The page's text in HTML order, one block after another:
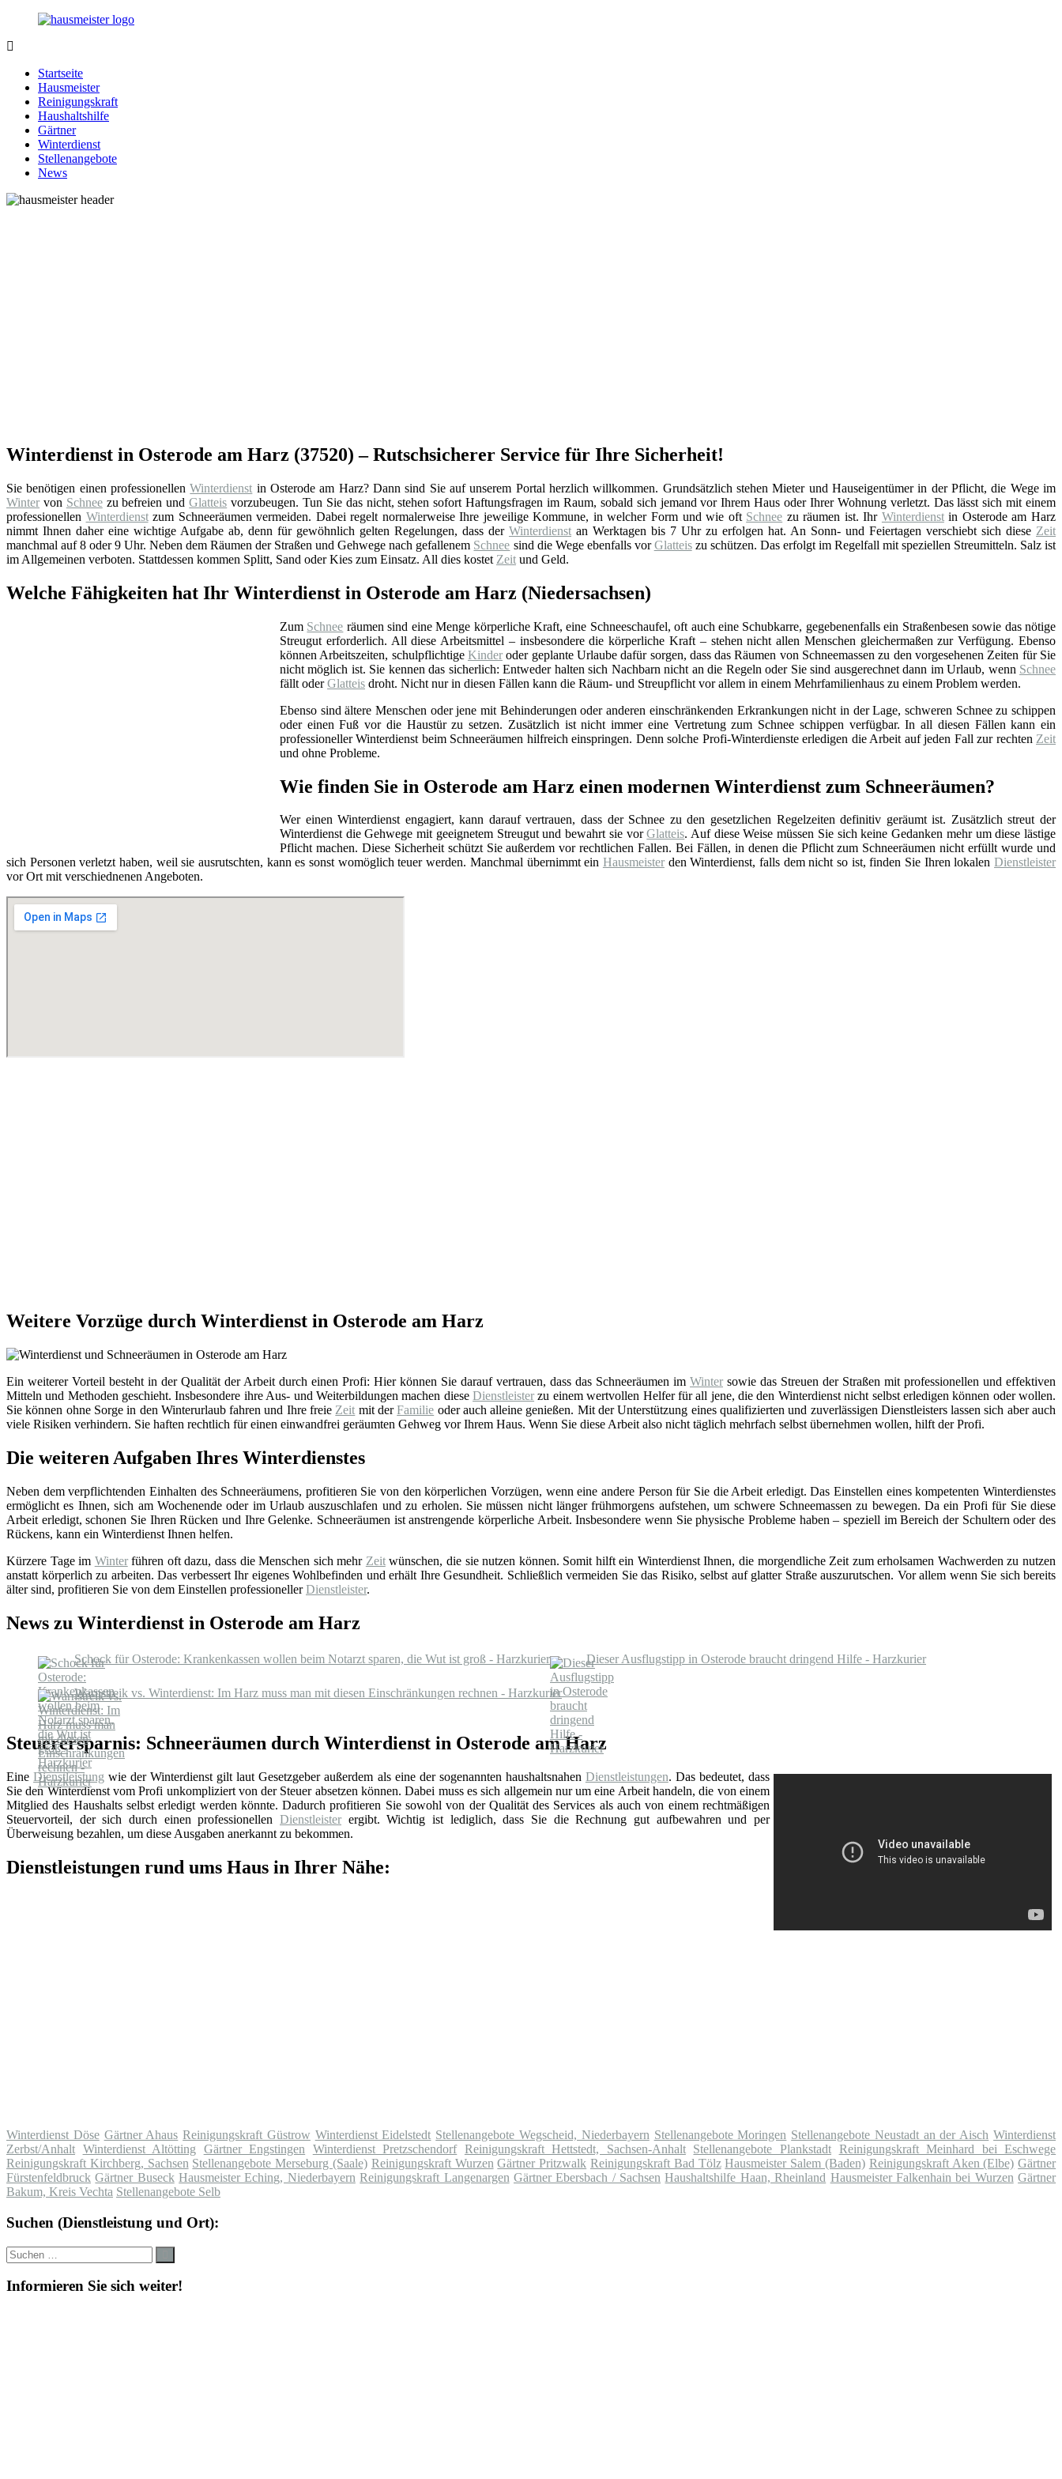
Zurück
Inhalt
Hausmeister.de
rund
Ihren
Haushalt
Startseite
Hausmeister
Reinigungskraft
Haushaltshilfe
Gärtner
Winterdienst
Stellenangebote
News
Winterdienst in Osterode am Harz (37520) – Rutschsicherer Service für Ihre Sicherheit!
Sie benötigen einen professionellenWinterdienst in Osterode am Harz? Dann sind Sie auf unserem Portal herzlich willkommen. Grundsätzlich stehen Mieter und Hauseigentümer in der Pflicht, die Wege im
Winter von Schneezu befreien undGlatteis vorzubeugen. Tun Sie das nicht, stehen sofort Haftungsfragen im Raum, sobald sich jemand vor Ihrem Haus oder Ihrer Wohnung verletzt. Das lässt sich mit einem
professionellen Winterdienstzum Schneeräumen vermeiden. Dabei regelt normalerweise Ihre jeweilige Kommune, in welcher Form und wie oft Schnee zu räumen ist. Ihr Winterdienstin Osterode am Harz
nimmt Ihnen daher eine wichtige Aufgabe ab, denn für gewöhnlich gelten Regelungen, dass der Winterdienst an Werktagen bis 7 Uhr zu erfolgen hat. An Sonn- und Feiertagen verschiebt sich diese Zeit
manchmal auf 8 oder 9 Uhr. Neben dem Räumen der Straßen und Gehwege nach gefallenem Schnee sind die Wege ebenfalls vorGlatteiszu schützen. Das erfolgt im Regelfall mit speziellen Streumitteln. Salz ist
im Allgemeinen verboten. Stattdessen kommen Splitt, Sand oder Kies zum Einsatz. All dies kostet Zeit und Geld.
Welche Fähigkeiten hat Ihr Winterdienst in Osterode am Harz (Niedersachsen)
Zum Schnee räumen sind eine Menge körperliche Kraft, eine Schneeschaufel, oft auch eine Schubkarre, gegebenenfalls ein Straßenbesen sowie das nötige
Streugut erforderlich. All diese Arbeitsmittel – insbesondere die körperliche Kraft – stehen nicht allen Menschen gleichermaßen zur Verfügung. Ebenso
können Arbeitszeiten, schulpflichtige Kinderoder geplante Urlaube dafür sorgen, dass das Räumen von Schneemassen zu den vorgesehenen Zeiten für Sie
nicht möglich ist. Sie kennen das sicherlich: Entweder halten sich Nachbarn nicht an die Regeln oder Sie sind ausgerechnet dann im Urlaub, wenn Schnee
fällt oderGlatteis droht. Nicht nur in diesen Fällen kann die Räum- und Streupflicht vor allem in einem Mehrfamilienhaus zu einem Problem werden.
Ebenso sind ältere Menschen oder jene mit Behinderungen oder anderen einschränkenden Erkrankungen nicht in der Lage, schweren Schnee zu schippen
oder einen Fuß vor die Haustür zu setzen. Zusätzlich ist nicht immer eine Vertretung zum Schnee schippen verfügbar. In all diesen Fällen kann ein
professioneller Winterdienst beim Schneeräumen hilfreich einspringen. Denn solche Profi-Winterdienste erledigen die Arbeit auf jeden Fall zur rechten Zeit
und ohne Probleme.
Wie finden Sie in Osterode am Harz einen modernen Winterdienst zum Schneeräumen?
Wer einen Winterdienst engagiert, kann darauf vertrauen, dass der Schnee zu den gesetzlichen Regelzeiten definitiv geräumt ist. Zusätzlich streut der
Winterdienst die Gehwege mit geeignetem Streugut und bewahrt sie vorGlatteis. Auf diese Weise müssen Sie sich keine Gedanken mehr um diese lästige
Pflicht machen. Diese Sicherheit schützt Sie außerdem vor rechtlichen Fallen. Bei Fällen, in denen die Pflicht zum Schneeräumen nicht erfüllt wurde und
sich Personen verletzt haben, weil sie ausrutschten, kann es sonst womöglich teuer werden. Manchmal übernimmt ein Hausmeisterden Winterdienst, falls dem nicht so ist, finden Sie Ihren lokalenDienstleister
vor Ort mit verschiednenen Angeboten.
Weitere Vorzüge durch Winterdienst in Osterode am Harz
Ein weiterer Vorteil besteht in der Qualität der Arbeit durch einen Profi: Hier können Sie darauf vertrauen, dass das Schneeräumen im Winter sowie das Streuen der Straßen mit professionellen und effektiven
Mitteln und Methoden geschieht. Insbesondere ihre Aus- und Weiterbildungen machen dieseDienstleister zu einem wertvollen Helfer für all jene, die den Winterdienst nicht selbst erledigen können oder wollen.
Sie können ohne Sorge in den Winterurlaub fahren und Ihre freie Zeit mit derFamilie oder auch alleine genießen. Mit der Unterstützung eines qualifizierten und zuverlässigen Dienstleisters lassen sich aber auch
viele Risiken verhindern. Sie haften rechtlich für einen einwandfrei geräumten Gehweg vor Ihrem Haus. Wenn Sie diese Arbeit also nicht täglich mehrfach selbst übernehmen wollen, hilft der Profi.
Die weiteren Aufgaben Ihres Winterdienstes
Neben dem verpflichtenden Einhalten des Schneeräumens, profitieren Sie von den körperlichen Vorzügen, wenn eine andere Person für Sie die Arbeit erledigt. Das Einstellen eines kompetenten Winterdienstes
ermöglicht es Ihnen, sich am Wochenende oder im Urlaub auszuschlafen und zu erholen. Sie müssen nicht länger frühmorgens aufstehen, um schwere Schneemassen zu bewegen. Da ein Profi für Sie diese
Arbeit erledigt, schonen Sie Ihren Rücken und Ihre Gelenke. Schneeräumen ist anstrengende körperliche Arbeit. Insbesondere wenn Sie physische Probleme haben – speziell im Bereich der Schultern oder des
Rückens, kann ein Winterdienst Ihnen helfen.
Kürzere Tage im Winterführen oft dazu, dass die Menschen sich mehr Zeitwünschen, die sie nutzen können. Somit hilft ein Winterdienst Ihnen, die morgendliche Zeit zum erholsamen Wachwerden zu nutzen
anstatt körperlich zu arbeiten. Das verbessert Ihr eigenes Wohlbefinden und erhält Ihre Gesundheit. Schließlich vermeiden Sie das Risiko, selbst auf glatter Straße auszurutschen. Vor allem wenn Sie sich bereits
älter sind, profitieren Sie von dem Einstellen professionellerDienstleister.
News zu Winterdienst in Osterode am Harz
Schock für Osterode: Krankenkassen wollen beim Notarzt sparen, die Wut ist groß - Harzkurier Dieser Ausflugstipp in Osterode braucht dringend Hilfe - Harzkurier
Warnstreik vs. Winterdienst: Im Harz muss man mit diesen Einschränkungen rechnen - Harzkurier
Steuerersparnis: Schneeräumen durch Winterdienst in Osterode am Harz
EineDienstleistung wie der Winterdienst gilt laut Gesetzgeber außerdem als eine der sogenannten haushaltsnahen Dienstleistungen. Das bedeutet, dass
Sie den Winterdienst vom Profi unkompliziert von der Steuer absetzen können. Dabei muss es sich allgemein nur um eine Arbeit handeln, die von einem
Mitglied des Haushalts selbst erledigt werden könnte. Dadurch profitieren Sie sowohl von der Qualität des Services als auch von einem rechtmäßigen
Steuervorteil, der sich durch einen professionellen Dienstleister ergibt. Wichtig ist lediglich, dass Sie die Rechnung gut aufbewahren und per
Überweisung bezahlen, um diese Ausgaben anerkannt zu bekommen.
Dienstleistungen rund ums Haus in Ihrer Nähe:
Winterdienst Döse Gärtner Ahaus Reinigungskraft Güstrow Winterdienst Eidelstedt Stellenangebote Wegscheid, Niederbayern Stellenangebote Moringen Stellenangebote Neustadt an der Aisch Winterdienst
Zerbst/Anhalt Winterdienst Altötting Gärtner Engstingen Winterdienst Pretzschendorf Reinigungskraft Hettstedt, Sachsen-Anhalt Stellenangebote Plankstadt Reinigungskraft Meinhard bei Eschwege
Reinigungskraft Kirchberg, Sachsen Stellenangebote Merseburg (Saale) Reinigungskraft Wurzen Gärtner Pritzwalk Reinigungskraft Bad Tölz Hausmeister Salem (Baden) Reinigungskraft Aken (Elbe) Gärtner
Fürstenfeldbruck Gärtner Buseck Hausmeister Eching, Niederbayern Reinigungskraft Langenargen Gärtner Ebersbach / Sachsen Haushaltshilfe Haan, Rheinland Hausmeister Falkenhain bei Wurzen Gärtner
Bakum, Kreis Vechta Stellenangebote Selb
Suchen (Dienstleistung und Ort):
Suche
nach:
Informieren Sie sich weiter!